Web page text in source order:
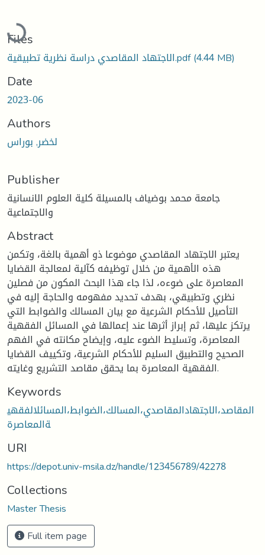
Loading...
Files
الاجتهاد المقاصدي دراسة نظرية تطبيقية.pdf(4.44 MB)
Date
2023-06
Authors
لخضر, بوراس
Publisher
جامعة محمد بوضياف بالمسيلة كلية العلوم الانسانية
والاجتماعية
Abstract
يعتبر الاجتهاد المقاصدي موضوعا ذو أهمية بالغة، وتكمن
هذه الأهمية من خلال توظيفه كآلية لمعالجة القضايا
المعاصرة على ضوءه، لذا جاء هذا البحث المكون من فصلين
نظري وتطبيقي، بهدف تحديد مفهومه والحاجة إليه في
التأصيل للأحكام الشرعية مع بيان المسالك والضوابط التي
يرتكز عليها، ثم إبراز أثرها عند إعمالها في المسائل الفقهية
المعاصرة، وتسليط الضوء عليه، وإيضاح مكانته في الفهم
الصحيح والتطبيق السليم للأحكام الشرعية، وتكييف القضايا
الفقهية المعاصرة بما يحقق مقاصد التشريع وغايته.
Keywords
المقاصد،الاجتهادالمقاصدي،المسالك،الضوابط،المسائلالفقهي
ةالمعاصرة
URI
https://depot.univ-msila.dz/handle/123456789/42278
Collections
Master Thesis
Full item page